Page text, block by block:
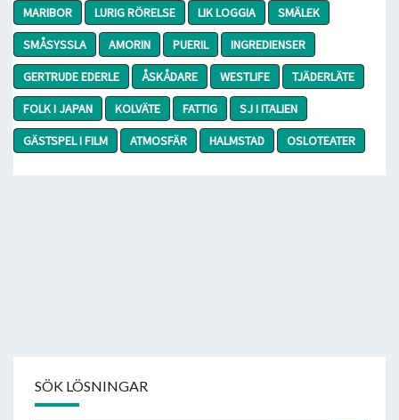
MARIBOR LURIG RÖRELSE LIK LOGGIA
SMÄLEK
SMÅSYSSLA
AMORIN PUERIL
INGREDIENSER
GERTRUDE EDERLE
ÅSKÅDARE WESTLIFE
TJÄDERLÄTE
FOLK I JAPAN
KOLVÄTE FATTIG
SJ I ITALIEN
GÄSTSPEL I FILM
ATMOSFÄR HALMSTAD OSLOTEATER
SÖK LÖSNINGAR